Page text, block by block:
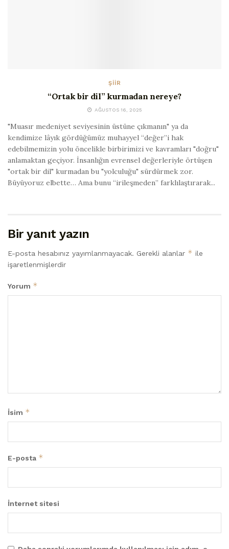
ŞIIR
“Ortak bir dil” kurmadan nereye?
AĞUSTOS 16, 2025
"Muasır medeniyet seviyesinin üstüne çıkmanın" ya da
kendimize lâyık gördüğümüz muhayyel “değer”i hak
edebilmemizin yolu öncelikle birbirimizi ve kavramları "doğru"
anlamaktan geçiyor. İnsanlığın evrensel değerleriyle örtüşen
"ortak bir dil" kurmadan bu "yolculuğu" sürdürmek zor.
Büyüyoruz elbette… Ama bunu “irileşmeden” farklılaştırarak...
Bir yanıt yazın
E-posta hesabınız yayımlanmayacak. Gerekli alanlar * ile
işaretlenmişlerdir
Yorum *
İsim *
E-posta *
İnternet sitesi